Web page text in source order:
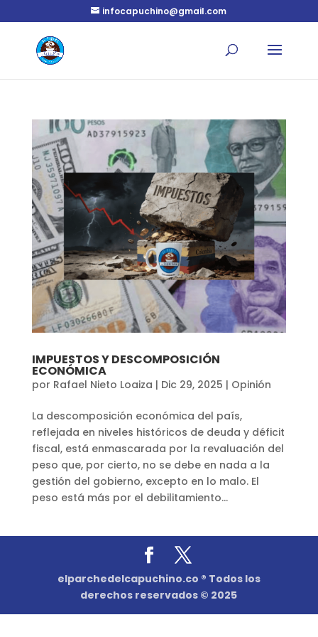
infocapuchino@gmail.com
IMPUESTOS Y DESCOMPOSICIÓN
ECONÓMICA
por Rafael Nieto Loaiza | Dic 29, 2025 | Opinión
La descomposición económica del país,
reflejada en niveles históricos de deuda y déficit
fiscal, está enmascarada por la revaluación del
peso que, por cierto, no se debe en nada a la
gestión del gobierno, excepto en lo malo. El
peso está más por el debilitamiento...
elparchedelcapuchino.co ® Todos los
derechos reservados © 2025